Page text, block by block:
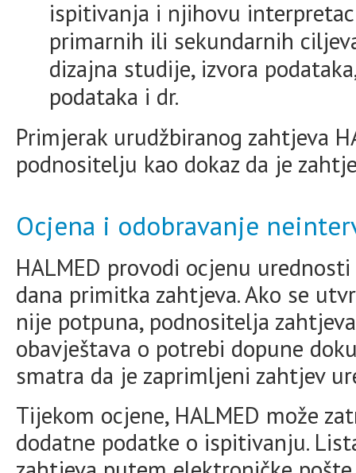
ispitivanja i njihovu
primarnih ili sekundarnih
dizajna studije, izvora
podataka i dr.
Primjerak urudžbiranog zahtjeva
podnositelju kao dokaz da je
Ocjena i odobravanje
HALMED provodi ocjenu
dana primitka zahtjeva. Ako se
nije potpuna, podnositelja
obavještava o potrebi dopune
smatra da je zaprimljeni zahtjev
Tijekom ocjene, HALMED može
dodatne podatke o ispitivanju.